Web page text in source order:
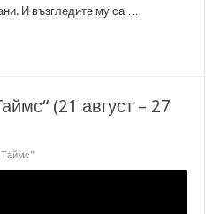
И възгледите му са …
(21 август – 27